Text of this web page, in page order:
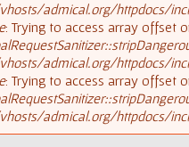
admical.org/httpdocs/
: Trying to access array offset
admical.org/httpdocs/
: Trying to access array offset
admical.org/httpdocs/